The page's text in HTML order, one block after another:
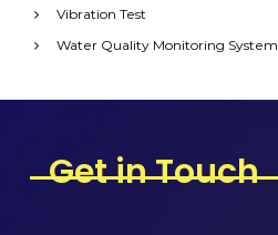
Vibration Test
Water Quality Monitoring System
Get in Touch